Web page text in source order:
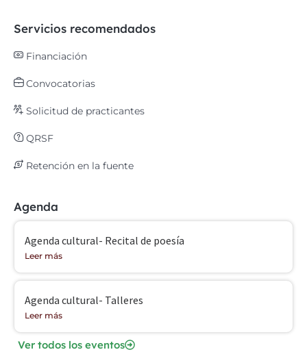
Servicios recomendados
Financiación
Convocatorias
Solicitud de practicantes
QRSF
Retención en la fuente
Agenda
Agenda cultural- Recital de poesía
Leer más
Agenda cultural- Talleres
Leer más
Ver todos los eventos